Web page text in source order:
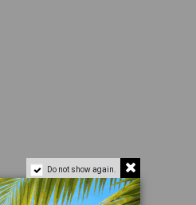
Do not show again.